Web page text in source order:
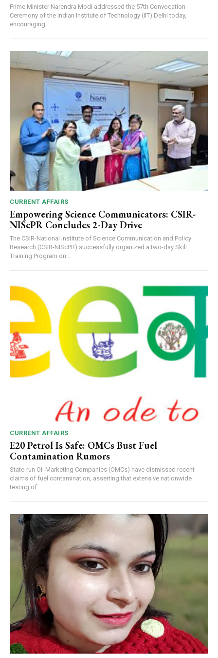
Prime Minister Narendra Modi addressed the 57th Convocation
Ceremony of the Indian Institute of Technology (IIT) Delhi today,
encouraging...
CURRENT AFFAIRS
Empowering Science Communicators: CSIR-
NIScPR Concludes 2-Day Drive
The CSIR-National Institute of Science Communication and Policy
Research (CSIR-NIScPR) successfully organized a two-day Skill
Training Program on...
CURRENT AFFAIRS
E20 Petrol Is Safe: OMCs Bust Fuel
Contamination Rumors
State-run Oil Marketing Companies (OMCs) have dismissed recent
claims of fuel contamination, asserting that extensive nationwide
testing of...